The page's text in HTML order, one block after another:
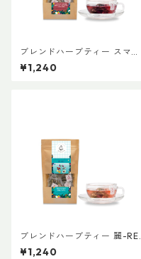
ブレンドハーブティー スマイ
ル-SMILE 普通サイズ
¥1,240
ブレンドハーブティー 麗-REI
普通サイズ
¥1,240